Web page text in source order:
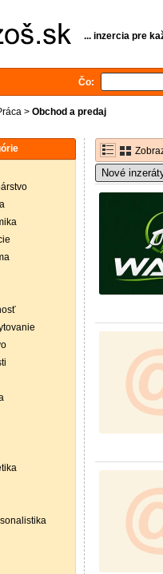
... inzercia pre
Čo:
> Obchod a predaj
Nové